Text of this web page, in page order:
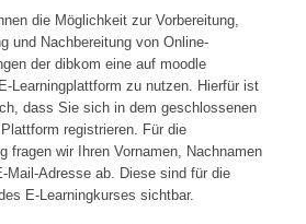
die Möglichkeit zur Vorbereitung,
und Nachbereitung von Online-
der dibkom eine auf moodle
Learningplattform zu nutzen. Hierfür ist
dass Sie sich in dem geschlossenen
registrieren. Für die
fragen wir Ihren Vornamen, Nachnamen
Mail-Adresse ab. Diese sind für die
E-Learningkurses sichtbar.